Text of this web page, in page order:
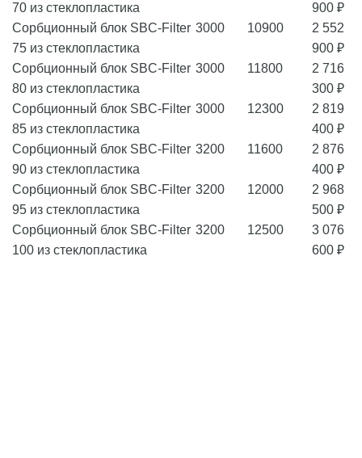
70 из стеклопластика
900 ₽
Сорбционный блок SBC-Filter
75 из стеклопластика
3000 10900
2 552
900 ₽
Сорбционный блок SBC-Filter
80 из стеклопластика
3000 11800
2 716
300 ₽
Сорбционный блок SBC-Filter
85 из стеклопластика
3000 12300
2 819
400 ₽
Сорбционный блок SBC-Filter
90 из стеклопластика
3200 11600
2 876
400 ₽
Сорбционный блок SBC-Filter
95 из стеклопластика
3200 12000
2 968
500 ₽
Сорбционный блок SBC-Filter
100 из стеклопластика
3200 12500
3 076
600 ₽